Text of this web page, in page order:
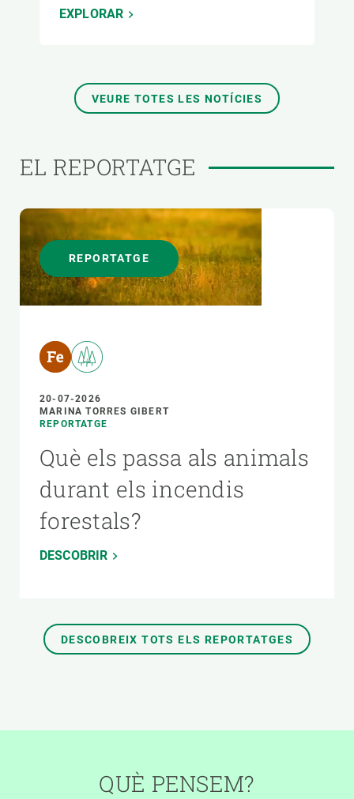
EXPLORAR
VEURE TOTES LES NOTÍCIES
EL REPORTATGE
REPORTATGE
20-07-2026
MARINA TORRES GIBERT
REPORTATGE
Què els passa als animals
durant els incendis
forestals?
DESCOBRIR
DESCOBREIX TOTS ELS REPORTATGES
QUÈ PENSEM?